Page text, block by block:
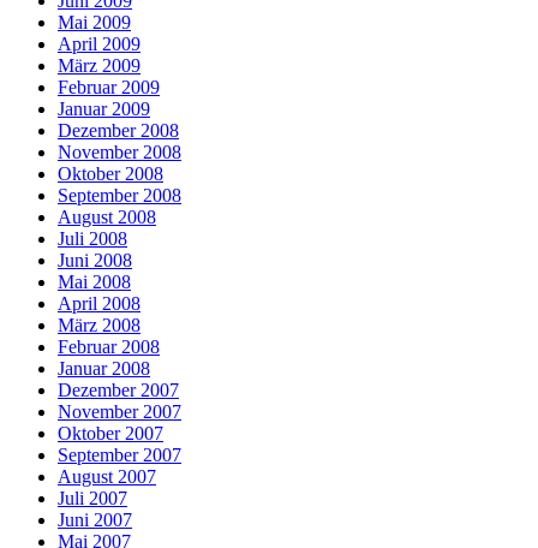
Mai 2009
April 2009
März 2009
Februar 2009
Januar 2009
Dezember 2008
November 2008
Oktober 2008
September 2008
August 2008
Juli 2008
Juni 2008
Mai 2008
April 2008
März 2008
Februar 2008
Januar 2008
Dezember 2007
November 2007
Oktober 2007
September 2007
August 2007
Juli 2007
Juni 2007
Mai 2007